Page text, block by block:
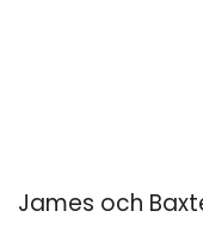
James och